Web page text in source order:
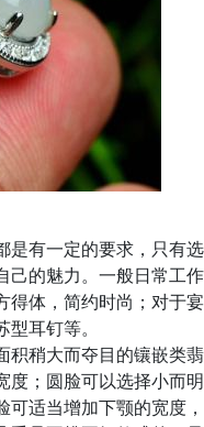
有一定的要求，只有选
己的魅力。一般日常工作
得体，简约时尚；对于宴
耳钉等。
稍大而夺目的镶嵌类翡
度；圆脸可以选择小而明
适当增加下颚的宽度，